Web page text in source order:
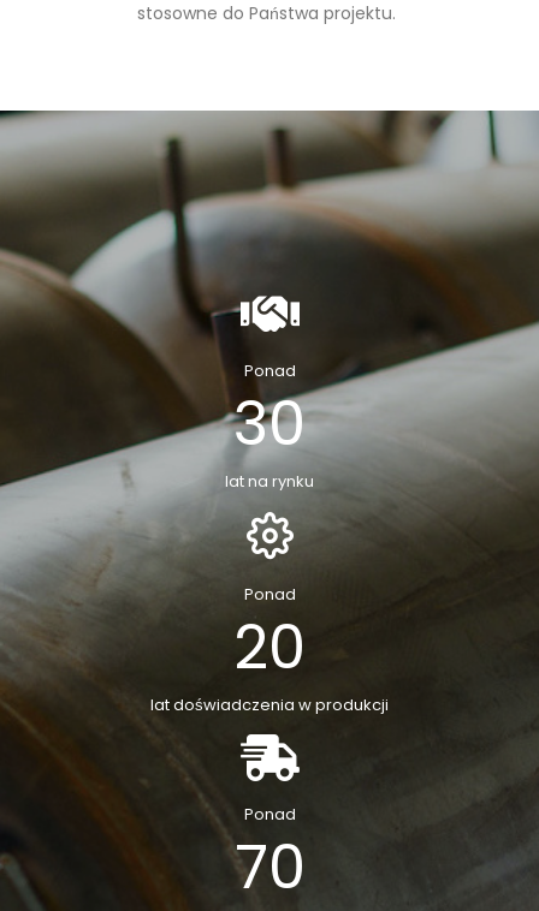
stosowne do Państwa projektu.
Ponad
30
lat na rynku
Ponad
20
lat doświadczenia w produkcji
Ponad
70